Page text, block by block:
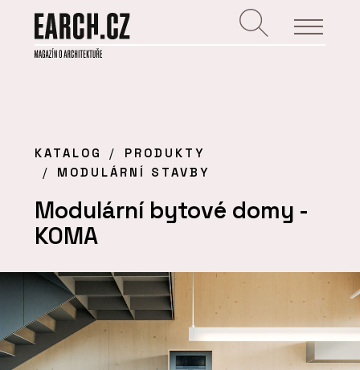
KATALOG
PRODUKTY
MODULÁRNÍ STAVBY
Modulární bytové domy -
KOMA